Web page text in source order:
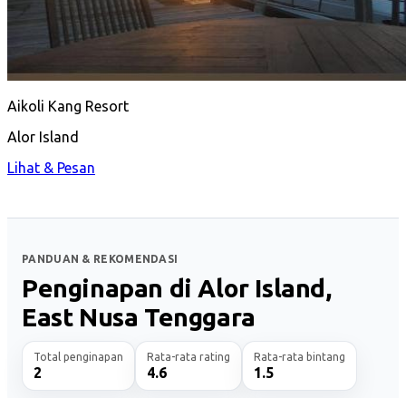
Aikoli Kang Resort
Alor Island
Lihat & Pesan
PANDUAN & REKOMENDASI
Penginapan di Alor Island,
East Nusa Tenggara
Total penginapan
2
Rata-rata rating
4.6
Rata-rata bintang
1.5